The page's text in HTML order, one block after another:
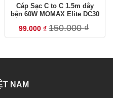
thương hiệu
Cáp Sạc C to C 1.5m dây
bện 60W MOMAX Elite DC30
99.000₫ 150.000₫
NAM